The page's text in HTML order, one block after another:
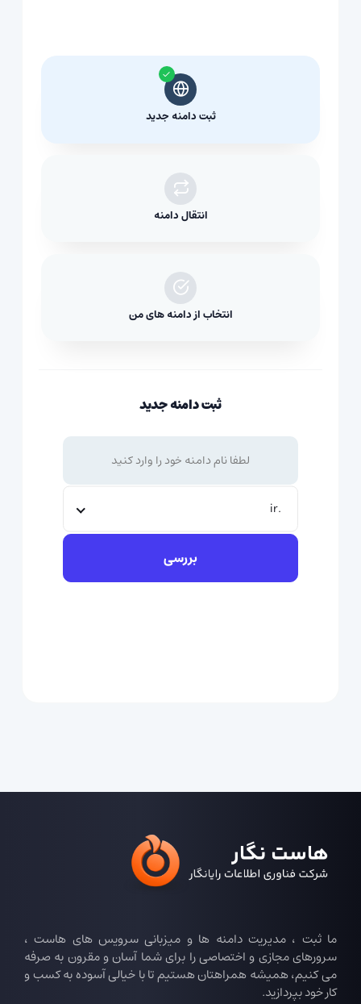
ثبت دامنه جدید
انتقال دامنه
انتخاب از دامنه های من
ثبت دامنه جدید
.ir
بررسی
ما ثبت ، مدیریت دامنه ها و میزبانی سرویس های هاست ،
سرورهای مجازی و اختصاصی را برای شما آسان و مقرون به صرفه
می کنیم، همیشه همراهتان هستیم تا با خیالی آسوده به کسب و
کار خود بپردازید.